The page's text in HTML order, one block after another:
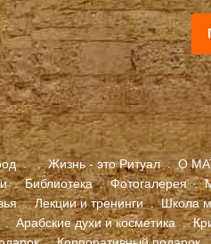
.. Жизнь - это Ритуал.О
.Библиотека.Фотогалерея.
.Лекции и тренинги.Школа
Арабские духи и косметика.